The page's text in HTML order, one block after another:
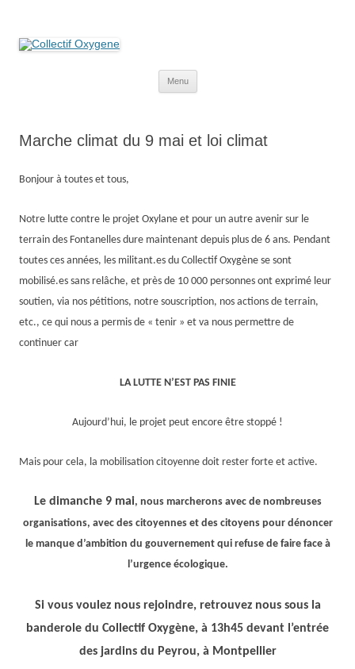
Menu
Marche climat du 9 mai et loi climat
Bonjour à toutes et tous,
Notre lutte contre le projet Oxylane et pour un autre avenir sur le
terrain des Fontanelles dure maintenant depuis plus de 6 ans. Pendant
toutes ces années, les militant.es du Collectif Oxygène se sont
mobilisé.es sans relâche, et près de 10 000 personnes ont exprimé leur
soutien, via nos pétitions, notre souscription, nos actions de terrain,
etc., ce qui nous a permis de « tenir » et va nous permettre de
continuer car
LA LUTTE N’EST PAS FINIE
Aujourd’hui, le projet peut encore être stoppé !
Mais pour cela, la mobilisation citoyenne doit rester forte et active.
Le dimanche 9 mai, nous marcherons avec de nombreuses
organisations, avec des citoyennes et des citoyens pour dénoncer
le manque d’ambition du gouvernement qui refuse de faire face à
l’urgence écologique.
Si vous voulez nous rejoindre, retrouvez nous sous la
banderole du Collectif Oxygène, à 13h45 devant l’entrée
des jardins du Peyrou, à Montpellier